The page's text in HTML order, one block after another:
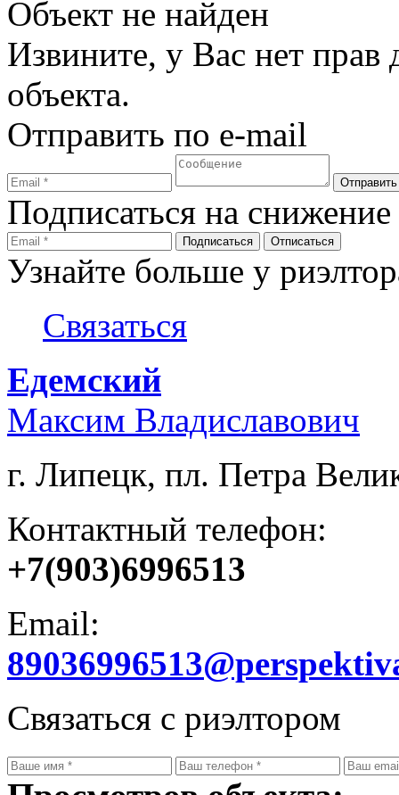
Объект не найден
Извините, у Вас нет прав
объекта.
Отправить по e-mail
Подписаться на
Узнайте больше у
Связаться
Едемский
Максим Владиславович
г. Липецк, пл. Петра
Контактный телефон:
+7(903)6996513
Email:
Связаться с риэлтором